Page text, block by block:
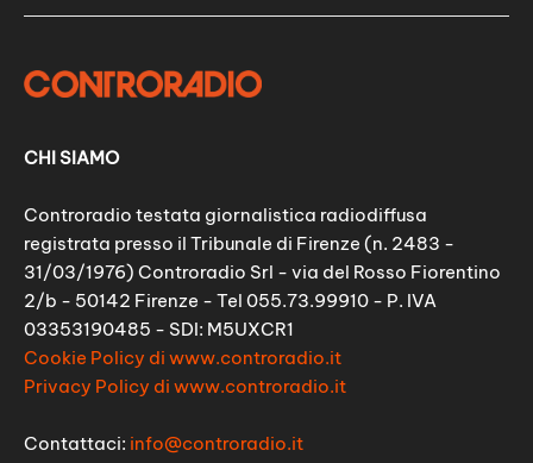
CHI SIAMO
Controradio testata giornalistica radiodiffusa
registrata presso il Tribunale di Firenze (n. 2483 -
31/03/1976) Controradio Srl - via del Rosso Fiorentino
2/b - 50142 Firenze - Tel 055.73.99910 - P. IVA
03353190485 - SDI: M5UXCR1
Cookie Policy di www.controradio.it
Privacy Policy di www.controradio.it
Contattaci: info@controradio.it